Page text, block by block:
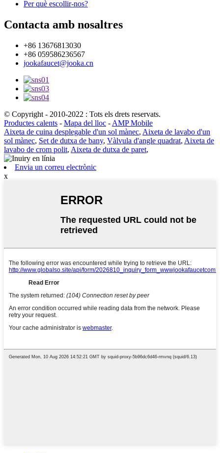
Per què escollir-nos?
Contacta amb nosaltres
+86 13676813030
+86 059586236567
jookafaucet@jooka.cn
© Copyright - 2010-2022 : Tots els drets reservats.
Productes calents - Mapa del lloc - AMP Mobile
Aixeta de cuina desplegable d'un sol mànec, Aixeta de lavabo d'un
sol mànec, Set de dutxa de bany, Vàlvula d'angle quadrat, Aixeta de
lavabo de crom polit, Aixeta de dutxa de paret,
Envia un correu electrònic
x